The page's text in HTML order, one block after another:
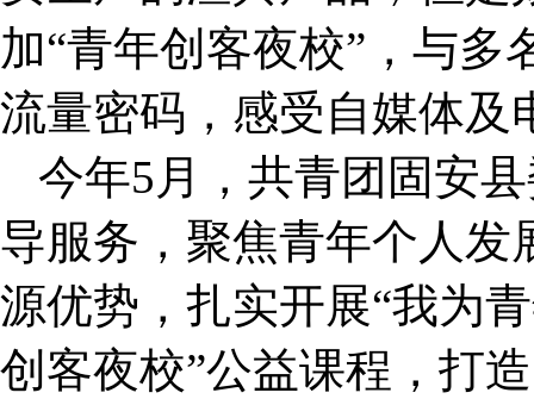
加“青年创客夜校”，与
流量密码，感受自媒体及
今年5月，共青团固安
导服务，聚焦青年个人发
源优势，扎实开展“我为
创客夜校”公益课程，打